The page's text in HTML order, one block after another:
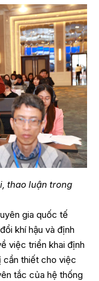
thao luận trong
gia quốc tế
khí hậu và định
việc triển khai định
cần thiết cho việc
tắc của hệ thống